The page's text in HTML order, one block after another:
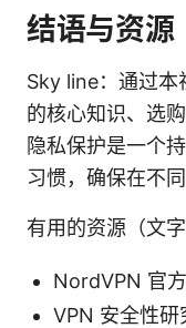
结语与资源
Sky line：通过本
的核心知识、选
隐私保护是一个
习惯，确保在不
有用的资源（文
NordVPN 官
VPN 安全性